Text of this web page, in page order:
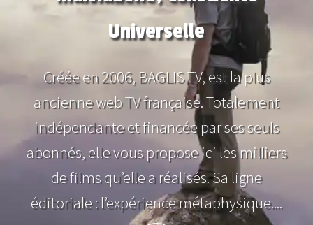
Universelle
Créée en 2006, BAGLIS TV, est la plus
ancienne web TV française. Totalement
indépendante et financée par ses seuls
abonnés, elle vous propose ici les milliers
de films qu’elle a réalisés. Sa ligne
éditoriale : l’expérience métaphysique....